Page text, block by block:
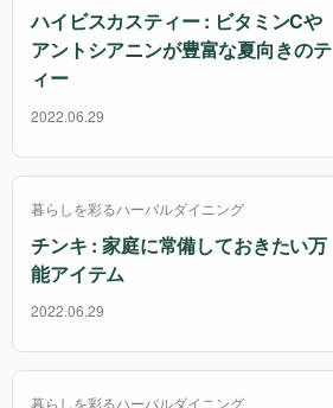
ハイビスカスティー : ビタミンCや
アントシアニンが豊富な夏向きのテ
ィー
2022.06.29
暮らしを彩るハーバルダイニング
チンキ : 家庭に常備しておきたい万
能アイテム
2022.06.29
暮らしを彩るハーバルダイニング